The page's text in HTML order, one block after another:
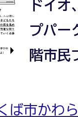
ドイ
プパー
階市民
ば市かわ